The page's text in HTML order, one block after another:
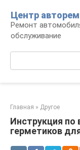
контенту
Центр
Ремонт
обслуживание
Главная » Другое
Инструкция
герметиков